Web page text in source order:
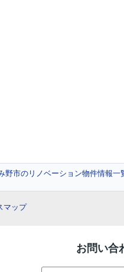
野市のリノベーション物件情報一
マップ
お問い合